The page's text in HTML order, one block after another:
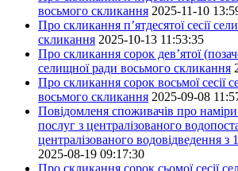
восьмого скликання 2025-11-10
Про скликання п’ятдесятої сесії
скликання 2025-10-13 11:53:35
Про скликання сорок дев’ятої
селищної ради восьмого скликання
Про скликання сорок восьмої сесії
восьмого скликання 2025-09-08
Повідомленя споживачів про наміри
послуг з централізованого
централізованого водовідведення з
2025-08-19 09:17:30
Про скликання сорок сьомої сесії